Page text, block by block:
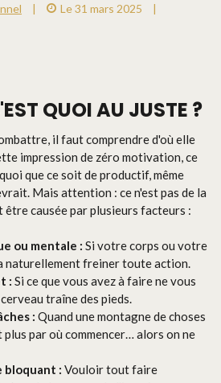
| Le 31 mars 2025 |
QUOI AU JUSTE ?
il faut comprendre d'où elle
impression de zéro motivation, ce
que ce soit de productif, même
Mais attention : ce n'est pas de la
être causée par plusieurs facteurs :
ou mentale : Si votre corps ou votre
naturellement freiner toute action.
: Si ce que vous avez à faire ne vous
traîne des pieds.
: Quand une montagne de choses
plus par où commencer… alors on ne
bloquant : Vouloir tout faire